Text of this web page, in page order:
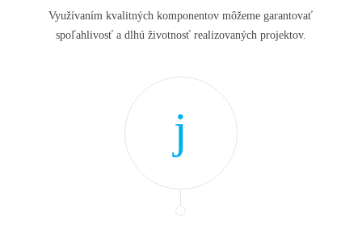
Využívaním kvalitných komponentov môžeme garantovať
spoľahlivosť a dlhú životnosť realizovaných projektov.